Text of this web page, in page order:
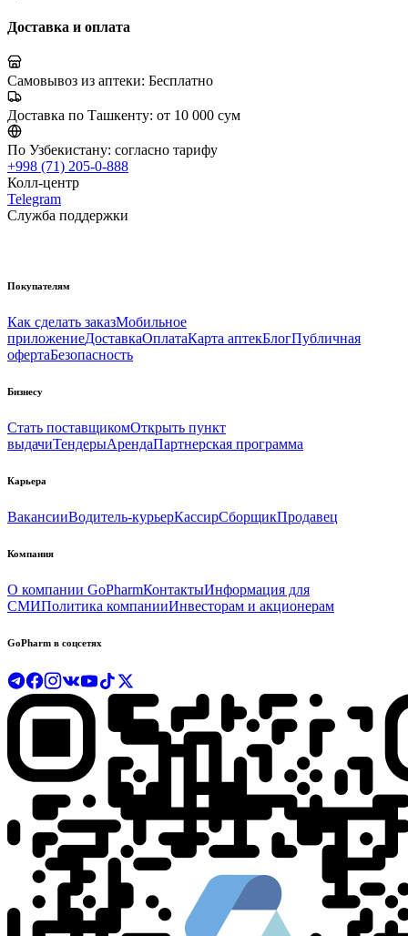
Доставка и оплата
Самовывоз из аптеки: Бесплатно
Доставка по Ташкенту: от 10 000 сум
По Узбекистану: согласно тарифу
+998 (71) 205-0-888
Колл-центр
Telegram
Служба поддержки
Покупателям
Как сделать заказМобильное
приложениеДоставкаОплатаКарта аптекБлогПубличная
офертаБезопасность
Бизнесу
Стать поставщикомОткрыть пункт
выдачиТендерыАрендаПартнерская программа
Карьера
ВакансииВодитель-курьерКассирСборщикПродавец
Компания
О компании GoPharmКонтактыИнформация для
СМИПолитика компанииИнвесторам и акционерам
GoPharm в соцсетях